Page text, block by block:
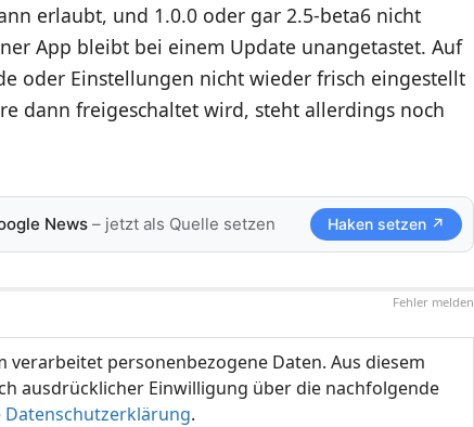
erlaubt, und 1.0.0 oder gar 2.5-beta6 nicht
App bleibt bei einem Update unangetastet. Auf
oder Einstellungen nicht wieder frisch eingestellt
dann freigeschaltet wird, steht allerdings noch
News– jetzt als Quelle setzen Haken setzen ↗
Fehler melden
verarbeitet personenbezogene Daten. Aus diesem
ausdrücklicher Einwilligung über die nachfolgende
Datenschutzerklärung.